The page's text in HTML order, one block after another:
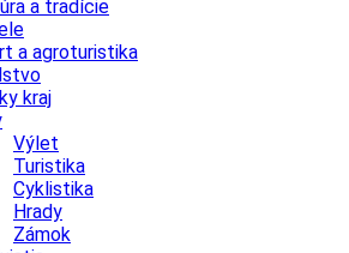
a tradície
a agroturistika
kraj
Výlet
Turistika
Cyklistika
Hrady
Zámok